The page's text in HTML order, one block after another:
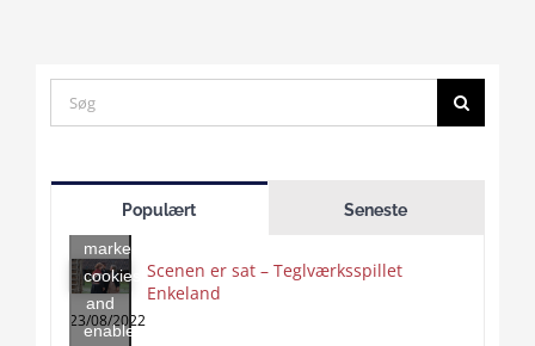
Search
for:
Populært Seneste
accept
marketing
cookies
and
enable
Scenen er sat – Teglværksspillet
Enkeland
23/08/2022
Click
to